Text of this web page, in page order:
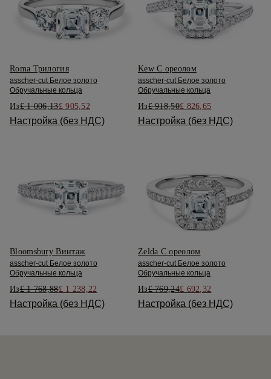
Roma Трилогия
asscher-cut Белое золото
Обручальные кольца
Из£ 1 006,13£ 905,52
Настройка (без НДС)
Kew С ореолом
asscher-cut Белое золото
Обручальные кольца
Из£ 918,50£ 826,65
Настройка (без НДС)
Bloomsbury Винтаж
asscher-cut Белое золото
Обручальные кольца
Из£ 1 768,88£ 1 238,22
Настройка (без НДС)
Zelda С ореолом
asscher-cut Белое золото
Обручальные кольца
Из£ 769,24£ 692,32
Настройка (без НДС)